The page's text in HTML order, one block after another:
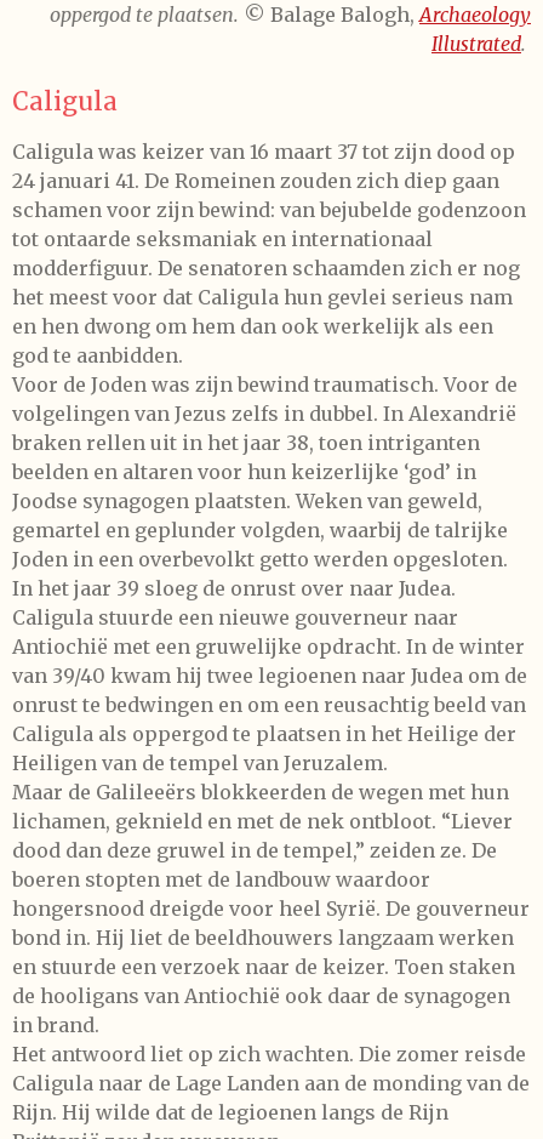
oppergod te plaatsen. © Balage Balogh, Archaeology
Illustrated.
Caligula
Caligula was keizer van 16 maart 37 tot zijn dood op
24 januari 41. De Romeinen zouden zich diep gaan
schamen voor zijn bewind: van bejubelde godenzoon
tot ontaarde seksmaniak en internationaal
modderfiguur. De senatoren schaamden zich er nog
het meest voor dat Caligula hun gevlei serieus nam
en hen dwong om hem dan ook werkelijk als een
god te aanbidden.
Voor de Joden was zijn bewind traumatisch. Voor de
volgelingen van Jezus zelfs in dubbel. In Alexandrië
braken rellen uit in het jaar 38, toen intriganten
beelden en altaren voor hun keizerlijke ‘god’ in
Joodse synagogen plaatsten. Weken van geweld,
gemartel en geplunder volgden, waarbij de talrijke
Joden in een overbevolkt getto werden opgesloten.
In het jaar 39 sloeg de onrust over naar Judea.
Caligula stuurde een nieuwe gouverneur naar
Antiochië met een gruwelijke opdracht. In de winter
van 39/40 kwam hij twee legioenen naar Judea om de
onrust te bedwingen en om een reusachtig beeld van
Caligula als oppergod te plaatsen in het Heilige der
Heiligen van de tempel van Jeruzalem.
Maar de Galileeërs blokkeerden de wegen met hun
lichamen, geknield en met de nek ontbloot. “Liever
dood dan deze gruwel in de tempel,” zeiden ze. De
boeren stopten met de landbouw waardoor
hongersnood dreigde voor heel Syrië. De gouverneur
bond in. Hij liet de beeldhouwers langzaam werken
en stuurde een verzoek naar de keizer. Toen staken
de hooligans van Antiochië ook daar de synagogen
in brand.
Het antwoord liet op zich wachten. Die zomer reisde
Caligula naar de Lage Landen aan de monding van de
Rijn. Hij wilde dat de legioenen langs de Rijn